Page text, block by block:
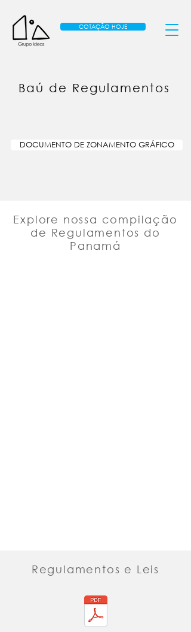
COTAÇÃO HOJE
Baú de Regulamentos
DOCUMENTO DE ZONAMENTO GRÁFICO
Explore nossa compilação
de Regulamentos do
Panamá
Regulamentos e Leis